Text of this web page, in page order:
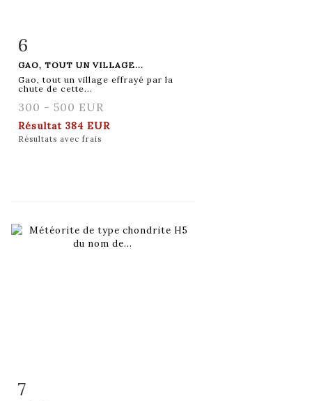
Fiche détaillée
6
GAO, TOUT UN VILLAGE...
Gao, tout un village effrayé par la
chute de cette...
300 - 500 EUR
Résultat 384 EUR
Résultats avec frais
Fiche détaillée
7